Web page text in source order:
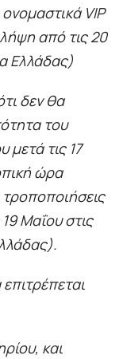
VIP
λήψη από τις 20
Ελλάδας)
δεν θα
του
μετά τις 17
ώρα
Μαΐου στις
και